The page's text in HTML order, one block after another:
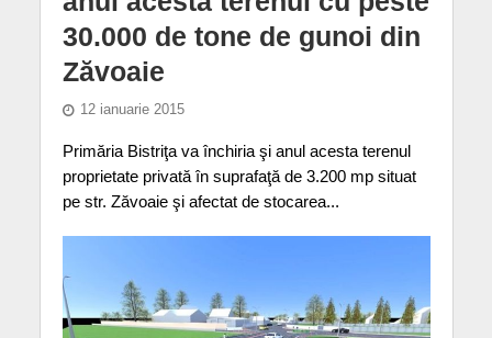
30.000 de tone de gunoi din
Zăvoaie
12 ianuarie 2015
Primăria Bistriţa va închiria şi anul acesta terenul
proprietate privată în suprafaţă de 3.200 mp situat
pe str. Zăvoaie şi afectat de stocarea...